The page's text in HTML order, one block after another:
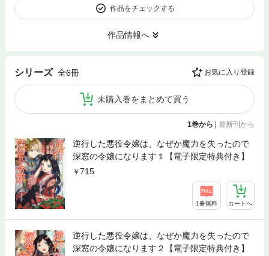
作品をチェックする
作品情報へ
シリーズ 全6冊 お気に入り登録
未購入巻をまとめて買う
1巻から 最新刊から
逆行した悪役令嬢は、なぜか魔力を失ったので
深窓の令嬢になります１【電子限定特典付き】
715
1冊無料 カートへ
逆行した悪役令嬢は、なぜか魔力を失ったので
深窓の令嬢になります２【電子限定特典付き】